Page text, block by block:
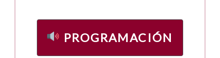
PROGRAMACIÓN